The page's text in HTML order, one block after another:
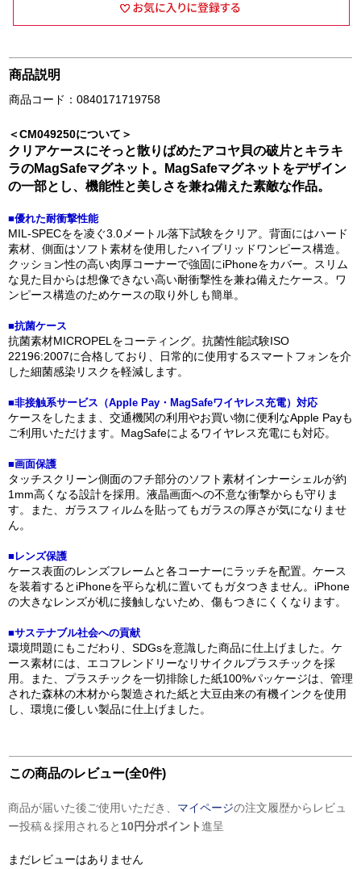
商品説明
商品コード：0840171719758
＜CM049250について＞
クリアケースにそっと散りばめたアコヤ貝の破片とキラキ
ラのMagSafeマグネット。MagSafeマグネットをデザイン
の一部とし、機能性と美しさを兼ね備えた素敵な作品。
■優れた耐衝撃性能
MIL-SPECをを凌ぐ3.0メートル落下試験をクリア。背面にはハード
素材、側面はソフト素材を使用したハイブリッドワンピース構造。
クッション性の高い肉厚コーナーで強固にiPhoneをカバー。スリム
な見た目からは想像できない高い耐衝撃性を兼ね備えたケース。ワ
ンピース構造のためケースの取り外しも簡単。
■抗菌ケース
抗菌素材MICROPELをコーティング。抗菌性能試験ISO
22196:2007に合格しており、日常的に使用するスマートフォンを介
した細菌感染リスクを軽減します。
■非接触系サービス（Apple Pay・MagSafeワイヤレス充電）対応
ケースをしたまま、交通機関の利用やお買い物に便利なApple Payも
ご利用いただけます。MagSafeによるワイヤレス充電にも対応。
■画面保護
タッチスクリーン側面のフチ部分のソフト素材インナーシェルが約
1mm高くなる設計を採用。液晶画面への不意な衝撃からも守りま
す。また、ガラスフィルムを貼ってもガラスの厚さが気になりませ
ん。
■レンズ保護
ケース表面のレンズフレームと各コーナーにラッチを配置。ケース
を装着するとiPhoneを平らな机に置いてもガタつきません。iPhone
の大きなレンズが机に接触しないため、傷もつきにくくなります。
■サステナブル社会への貢献
環境問題にもこだわり、SDGsを意識した商品に仕上げました。ケ
ース素材には、エコフレンドリーなリサイクルプラスチックを採
用。また、プラスチックを一切排除した紙100%パッケージは、管理
された森林の木材から製造された紙と大豆由来の有機インクを使用
し、環境に優しい製品に仕上げました。
この商品のレビュー(全0件)
商品が届いた後ご使用いただき、 マイページの注文履歴からレビュ
ー投稿＆採用されると 10円分ポイント進呈
まだレビューはありません